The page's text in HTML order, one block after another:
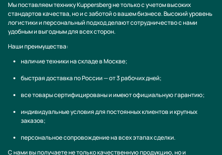
Мы поставляем технику Kuppersberg не только с учетом высоких
стандартов качества, но и с заботой о вашем бизнесе. Высокий уровень
логистики и персональный подход делают сотрудничество с нами
удобным и выгодным для всех сторон.
Наши преимущества:
наличие техники на складе в Москве;
быстрая доставка по России — от 3 рабочих дней;
все товары сертифицированы и имеют официальную гарантию;
индивидуальные условия для постоянных клиентов и крупных
заказов;
персональное сопровождение на всех этапах сделки.
С нами вы получаете не только качественную продукцию, но и